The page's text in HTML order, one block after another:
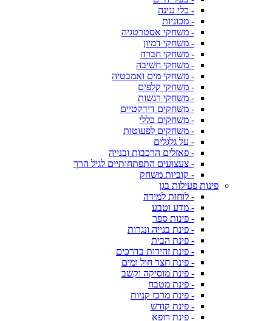
- כלי נגינה
- מכוניות
- משחקי אסטרטגיה
- משחקי דמיון
- משחקי חברה
- משחקי חשיבה
- משחקי מים ואמבטיה
- משחקי קלפים
- משחקי רגשות
- משחקים דידקטיים
- משחקים כללי
- משחקים לפעוטות
- על גלגלים
- פאזלים הרכבות ובנייה
- צעצועים התפתחותיים לגיל הרך
- קוביות משחק
פינות פעילות בגן
- לוחות למידה
- מדע וטבע
- פינות ספר
- פינת בנייה ונגרות
- פינת הבית
- פינת זהירות בדרכים
- פינת חצר חול ומים
- פינת מוסיקה וקשב
- פינת מטבח
- פינת מרכז קניות
- פינת קודש
- פינת רופא